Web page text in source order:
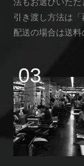
引き渡し方法は「
配送の場合は送料